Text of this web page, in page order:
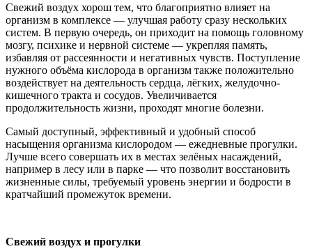
Свежий воздух хорош тем, что благоприятно влияет на
организм в комплексе — улучшая работу сразу нескольких
систем. В первую очередь, он приходит на помощь головному
мозгу, психике и нервной системе — укрепляя память,
избавляя от рассеянности и негативных чувств. Поступление
нужного объёма кислорода в организм также положительно
воздействует на деятельность сердца, лёгких, желудочно-
кишечного тракта и сосудов. Увеличивается
продолжительность жизни, проходят многие болезни.
Самый доступный, эффективный и удобный способ
насыщения организма кислородом — ежедневные прогулки.
Лучше всего совершать их в местах зелёных насаждений,
например в лесу или в парке — что позволит восстановить
жизненные силы, требуемый уровень энергии и бодрости в
кратчайший промежуток времени.
Свежий воздух и прогулки